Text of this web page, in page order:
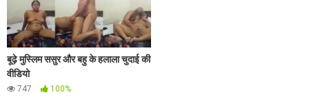
बूढ़े मुस्लिम ससुर और बहु के हलाला चुदाई की
वीडियो
747 100%